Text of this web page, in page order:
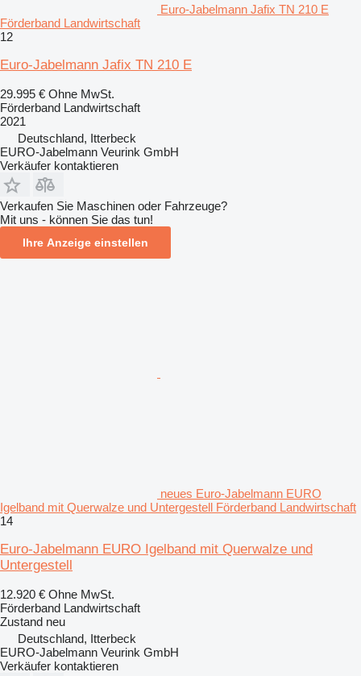
Euro-Jabelmann Jafix TN 210 E
Förderband Landwirtschaft
12
Euro-Jabelmann Jafix TN 210 E
29.995 € Ohne MwSt.
Förderband Landwirtschaft
2021
Deutschland, Itterbeck
EURO-Jabelmann Veurink GmbH
Verkäufer kontaktieren
Verkaufen Sie Maschinen oder Fahrzeuge?
Mit uns - können Sie das tun!
Ihre Anzeige einstellen
neues Euro-Jabelmann EURO
Igelband mit Querwalze und Untergestell Förderband Landwirtschaft
14
Euro-Jabelmann EURO Igelband mit Querwalze und
Untergestell
12.920 € Ohne MwSt.
Förderband Landwirtschaft
Zustand neu
Deutschland, Itterbeck
EURO-Jabelmann Veurink GmbH
Verkäufer kontaktieren